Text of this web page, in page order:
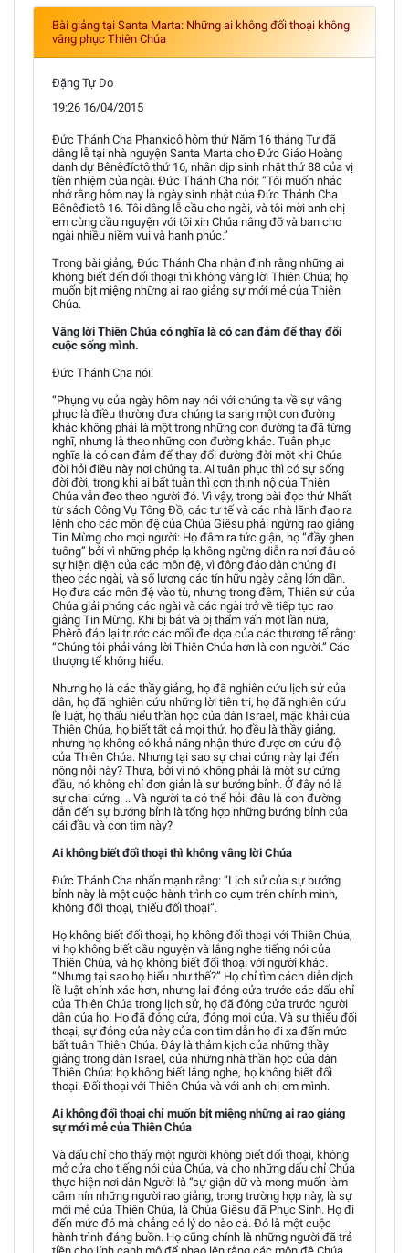
Bài giảng tại Santa Marta: Những ai không đối thoại không
vâng phục Thiên Chúa
Đặng Tự Do
19:26 16/04/2015
Đức Thánh Cha Phanxicô hôm thứ Năm 16 tháng Tư đã
dâng lễ tại nhà nguyện Santa Marta cho Đức Giáo Hoàng
danh dự Bênêđíctô thứ 16, nhân dịp sinh nhật thứ 88 của vị
tiền nhiệm của ngài. Đức Thánh Cha nói: “Tôi muốn nhắc
nhớ rằng hôm nay là ngày sinh nhật của Đức Thánh Cha
Bênêđictô 16. Tôi dâng lễ cầu cho ngài, và tôi mời anh chị
em cùng cầu nguyện với tôi xin Chúa nâng đỡ và ban cho
ngài nhiều niềm vui và hạnh phúc.”
Trong bài giảng, Đức Thánh Cha nhận định rằng những ai
không biết đến đối thoại thì không vâng lời Thiên Chúa; họ
muốn bịt miệng những ai rao giảng sự mới mẻ của Thiên
Chúa.
Vâng lời Thiên Chúa có nghĩa là có can đảm để thay đổi
cuộc sống mình.
Đức Thánh Cha nói:
“Phụng vụ của ngày hôm nay nói với chúng ta về sự vâng
phục là điều thường đưa chúng ta sang một con đường
khác không phải là một trong những con đường ta đã từng
nghĩ, nhưng là theo những con đường khác. Tuân phục
nghĩa là có can đảm để thay đổi đường đời một khi Chúa
đòi hỏi điều này nơi chúng ta. Ai tuân phục thì có sự sống
đời đời, trong khi ai bất tuân thì cơn thịnh nộ của Thiên
Chúa vẫn đeo theo người đó. Vì vậy, trong bài đọc thứ Nhất
từ sách Công Vụ Tông Đồ, các tư tế và các nhà lãnh đạo ra
lệnh cho các môn đệ của Chúa Giêsu phải ngừng rao giảng
Tin Mừng cho mọi người: Họ đâm ra tức giận, họ “đầy ghen
tuông” bởi vì những phép lạ không ngừng diễn ra nơi đâu có
sự hiện diện của các môn đệ, vì đông đảo dân chúng đi
theo các ngài, và số lượng các tín hữu ngày càng lớn dần.
Họ đưa các môn đệ vào tù, nhưng trong đêm, Thiên sứ của
Chúa giải phóng các ngài và các ngài trở về tiếp tục rao
giảng Tin Mừng. Khi bị bắt và bị thẩm vấn một lần nữa,
Phêrô đáp lại trước các mối đe dọa của các thượng tế rằng:
“Chúng tôi phải vâng lời Thiên Chúa hơn là con người.” Các
thượng tế không hiểu.
Nhưng họ là các thầy giảng, họ đã nghiên cứu lịch sử của
dân, họ đã nghiên cứu những lời tiên tri, họ đã nghiên cứu
lề luật, họ thấu hiểu thần học của dân Israel, mặc khải của
Thiên Chúa, họ biết tất cả mọi thứ, họ đều là thầy giảng,
nhưng họ không có khả năng nhận thức được ơn cứu độ
của Thiên Chúa. Nhưng tại sao sự chai cứng này lại đến
nông nỗi này? Thưa, bởi vì nó không phải là một sự cứng
đầu, nó không chỉ đơn giản là sự bướng bỉnh. Ở đây nó là
sự chai cứng. .. Và người ta có thể hỏi: đâu là con đường
dẫn đến sự bướng bỉnh là tổng hợp những bướng bỉnh của
cái đầu và con tim này?
Ai không biết đối thoại thì không vâng lời Chúa
Đức Thánh Cha nhấn mạnh rằng: “Lịch sử của sự bướng
bỉnh này là một cuộc hành trình co cụm trên chính mình,
không đối thoại, thiếu đối thoại”.
Họ không biết đối thoại, họ không đối thoại với Thiên Chúa,
vì họ không biết cầu nguyện và lắng nghe tiếng nói của
Thiên Chúa, và họ không biết đối thoại với người khác.
“Nhưng tại sao họ hiểu như thế?” Họ chỉ tìm cách diễn dịch
lề luật chính xác hơn, nhưng lại đóng cửa trước các dấu chỉ
của Thiên Chúa trong lịch sử, họ đã đóng cửa trước người
dân của họ. Họ đã đóng cửa, đóng mọi cửa. Và sự thiếu đối
thoại, sự đóng cửa này của con tim dẫn họ đi xa đến mức
bất tuân Thiên Chúa. Đây là thảm kịch của những thầy
giảng trong dân Israel, của những nhà thần học của dân
Thiên Chúa: họ không biết lắng nghe, họ không biết đối
thoại. Đối thoại với Thiên Chúa và với anh chị em mình.
Ai không đối thoại chỉ muốn bịt miệng những ai rao giảng
sự mới mẻ của Thiên Chúa
Và dấu chỉ cho thấy một người không biết đối thoại, không
mở cửa cho tiếng nói của Chúa, và cho những dấu chỉ Chúa
thực hiện nơi dân Người là “sự giận dữ và mong muốn làm
câm nín những người rao giảng, trong trường hợp này, là sự
mới mẻ của Thiên Chúa, là Chúa Giêsu đã Phục Sinh. Họ đi
đến mức đó mà chẳng có lý do nào cả. Đó là một cuộc
hành trình đáng buồn. Họ cũng chính là những người đã trả